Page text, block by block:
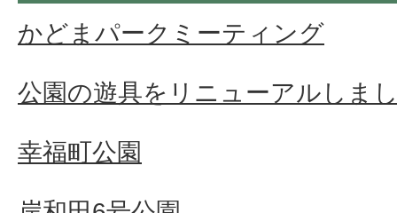
かどまパークミーティング
公園の遊具をリニューアルしま
幸福町公園